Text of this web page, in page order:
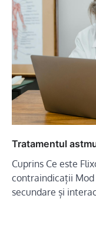
Tratamentul
Cuprins Ce este
contraindicații Mod
secundare și